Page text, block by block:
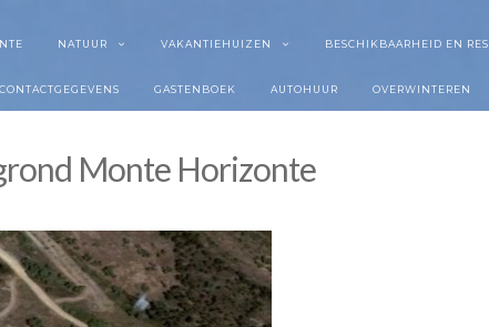
NATUUR VAKANTIEHUIZEN BESCHIKBAARHEID EN
CONTACTGEGEVENS GASTENBOEK AUTOHUUR OVERWINTEREN
Monte Horizonte